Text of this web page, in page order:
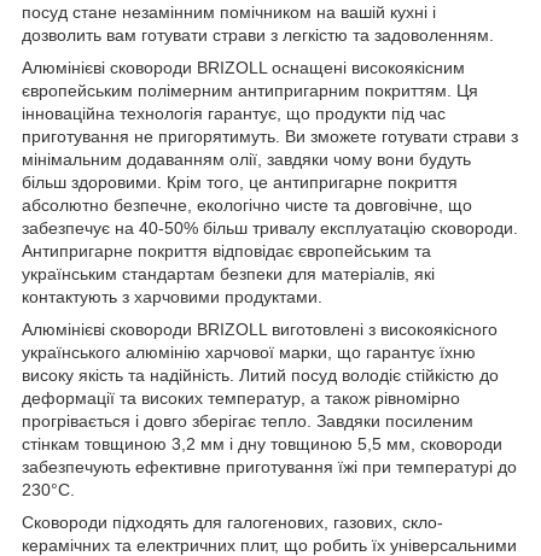
посуд стане незамінним помічником на вашій кухні і
дозволить вам готувати страви з легкістю та задоволенням.
Алюмінієві сковороди BRIZOLL оснащені високоякісним
європейським полімерним антипригарним покриттям. Ця
інноваційна технологія гарантує, що продукти під час
приготування не пригорятимуть. Ви зможете готувати страви з
мінімальним додаванням олії, завдяки чому вони будуть
більш здоровими. Крім того, це антипригарне покриття
абсолютно безпечне, екологічно чисте та довговічне, що
забезпечує на 40-50% більш тривалу експлуатацію сковороди.
Антипригарне покриття відповідає європейським та
українським стандартам безпеки для матеріалів, які
контактують з харчовими продуктами.
Алюмінієві сковороди BRIZOLL виготовлені з високоякісного
українського алюмінію харчової марки, що гарантує їхню
високу якість та надійність. Литий посуд володіє стійкістю до
деформації та високих температур, а також рівномірно
прогрівається і довго зберігає тепло. Завдяки посиленим
стінкам товщиною 3,2 мм і дну товщиною 5,5 мм, сковороди
забезпечують ефективне приготування їжі при температурі до
230°C.
Сковороди підходять для галогенових, газових, скло-
керамічних та електричних плит, що робить їх універсальними